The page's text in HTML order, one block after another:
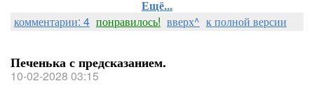
Ещё...
комментарии: 4 понравилось! вверх^ к полной версии
Печенька с предсказанием.
10-02-2028 03:15